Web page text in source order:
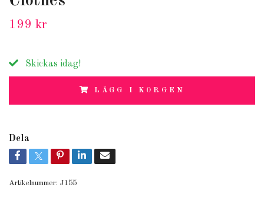
199 kr
Skickas idag!
LÄGG I KORGEN
Dela
Artikelnummer: J155